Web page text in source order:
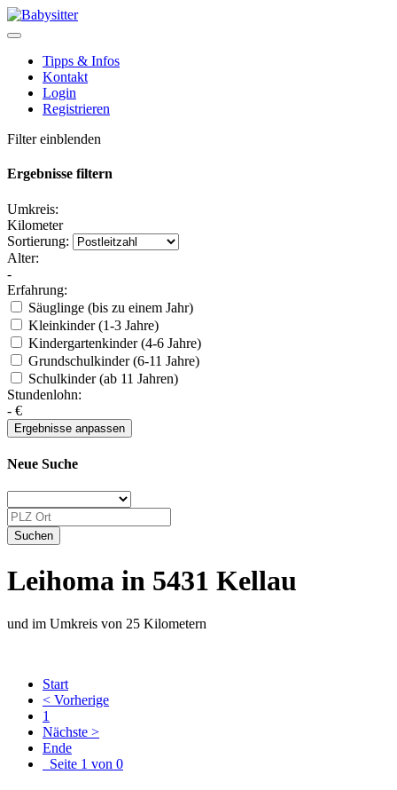
Tipps & Infos
Kontakt
Login
Registrieren
Filter einblenden
Ergebnisse filtern
Umkreis:
Kilometer
Sortierung:
Alter:
-
Erfahrung:
Säuglinge (bis zu einem Jahr)
Kleinkinder (1-3 Jahre)
Kindergartenkinder (4-6 Jahre)
Grundschulkinder (6-11 Jahre)
Schulkinder (ab 11 Jahren)
Stundenlohn:
- €
Neue Suche
Leihoma in 5431 Kellau
und im Umkreis von 25 Kilometern
Start
< Vorherige
1
Nächste >
Ende
Seite 1 von 0